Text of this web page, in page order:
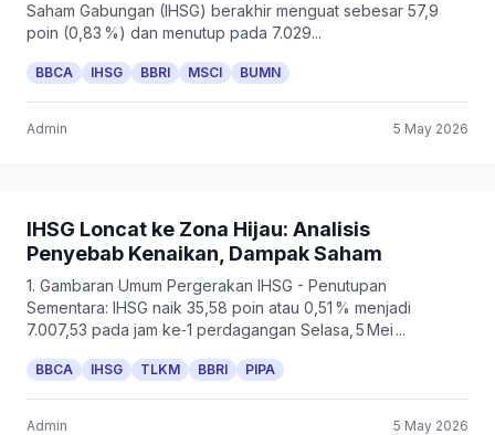
Saham Gabungan (IHSG) berakhir menguat sebesar 57,9
poin (0,83 %) dan menutup pada 7.029...
BBCA IHSG BBRI MSCI BUMN
Admin 5 May 2026
IHSG Loncat ke Zona Hijau: Analisis
Penyebab Kenaikan, Dampak Saham
1. Gambaran Umum Pergerakan IHSG - Penutupan
Sementara: IHSG naik 35,58 poin atau 0,51 % menjadi
7.007,53 pada jam ke‑1 perdagangan Selasa, 5 Mei ...
BBCA IHSG TLKM BBRI PIPA
Admin 5 May 2026